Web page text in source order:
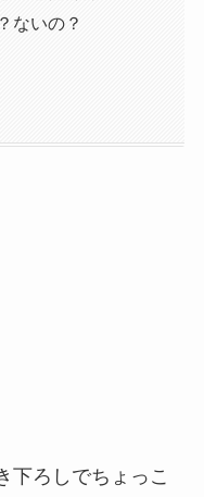
ないの？
下ろしでちょっこ